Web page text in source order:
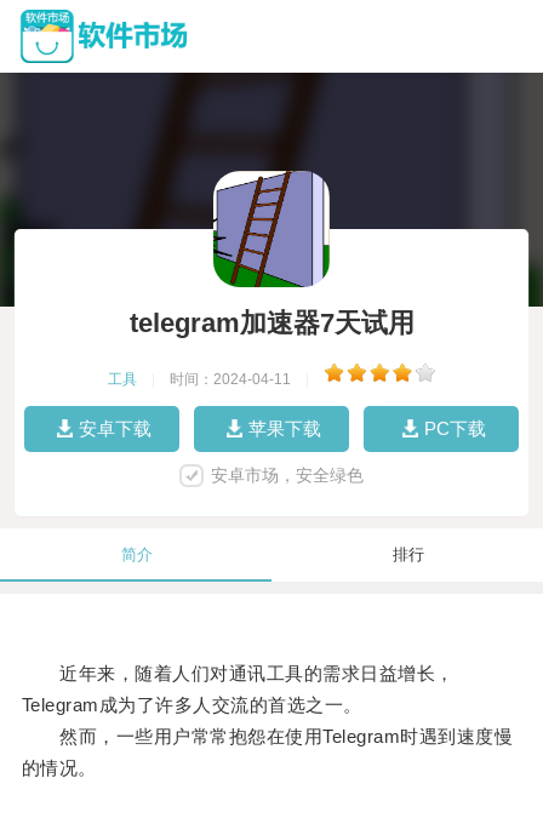
telegram加速器7天试用
工具 时间：2024-04-11
安卓下载 苹果下载 PC下载
安卓市场，安全绿色
简介 排行
近年来，随着人们对通讯工具的需求日益增长，
Telegram成为了许多人交流的首选之一。
然而，一些用户常常抱怨在使用Telegram时遇到速度慢
的情况。